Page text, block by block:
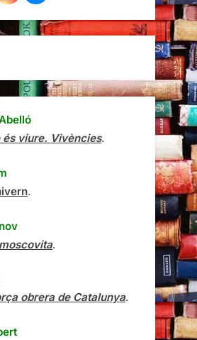
és viure. Vivències.
.
.
obrera de Catalunya.